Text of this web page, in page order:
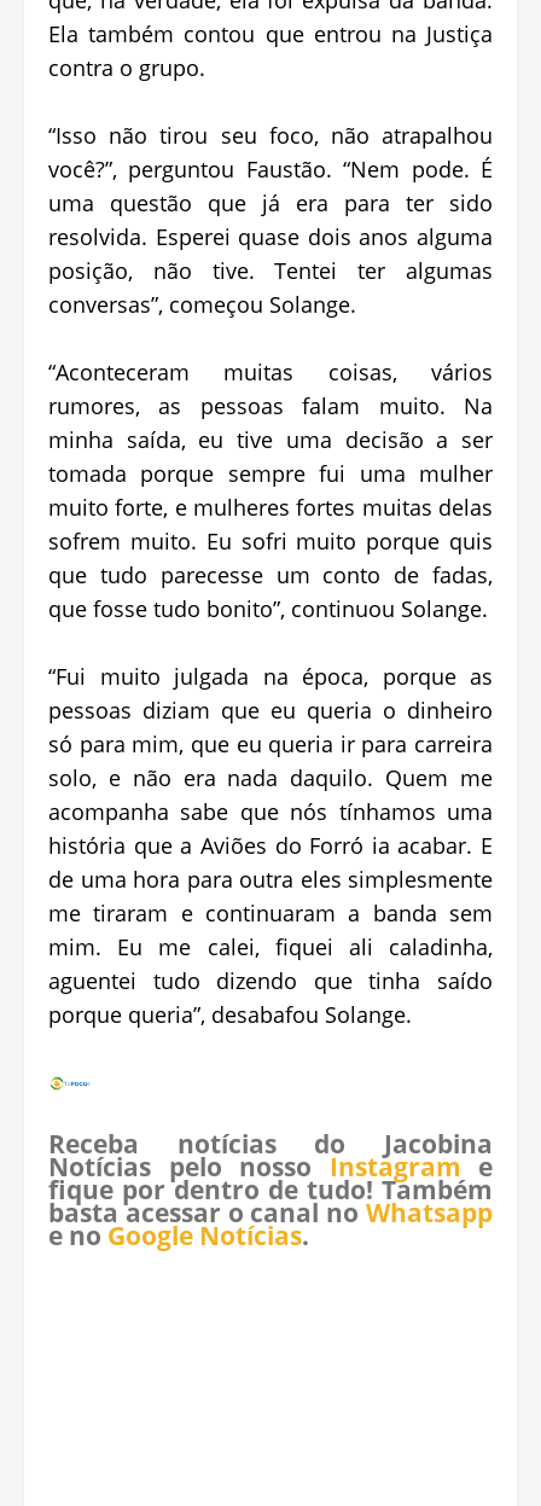
Ela também contou que entrou na Justiça
contra o grupo.
“Isso não tirou seu foco, não atrapalhou
você?”, perguntou Faustão. “Nem pode. É
uma questão que já era para ter sido
resolvida. Esperei quase dois anos alguma
posição, não tive. Tentei ter algumas
conversas”, começou Solange.
“Aconteceram muitas coisas, vários
rumores, as pessoas falam muito. Na
minha saída, eu tive uma decisão a ser
tomada porque sempre fui uma mulher
muito forte, e mulheres fortes muitas delas
sofrem muito. Eu sofri muito porque quis
que tudo parecesse um conto de fadas,
que fosse tudo bonito”, continuou Solange.
“Fui muito julgada na época, porque as
pessoas diziam que eu queria o dinheiro
só para mim, que eu queria ir para carreira
solo, e não era nada daquilo. Quem me
acompanha sabe que nós tínhamos uma
história que a Aviões do Forró ia acabar. E
de uma hora para outra eles simplesmente
me tiraram e continuaram a banda sem
mim. Eu me calei, fiquei ali caladinha,
aguentei tudo dizendo que tinha saído
porque queria”, desabafou Solange.
Receba notícias do Jacobina
Notícias pelo nosso Instagram e
fique por dentro de tudo! Também
basta acessar o canal no Whatsapp
e no Google Notícias.